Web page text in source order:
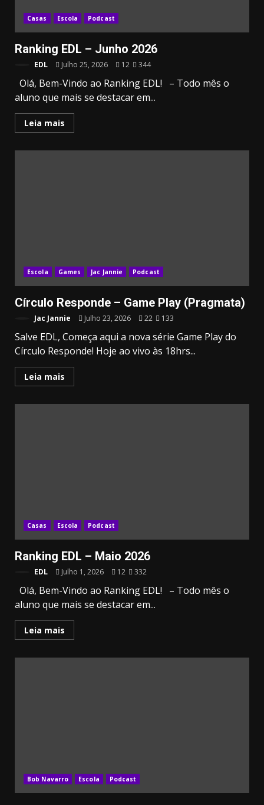
Casas Escola Podcast
Ranking EDL – Junho 2026
EDL Julho 25, 2026 12 344
Olá, Bem-Vindo ao Ranking EDL! – Todo mês o
aluno que mais se destacar em...
Leia mais
Escola Games Jac Jannie Podcast
Círculo Responde – Game Play (Pragmata)
Jac Jannie Julho 23, 2026 22 133
Salve EDL, Começa aqui a nova série Game Play do
Círculo Responde! Hoje ao vivo às 18hrs...
Leia mais
Casas Escola Podcast
Ranking EDL – Maio 2026
EDL Julho 1, 2026 12 332
Olá, Bem-Vindo ao Ranking EDL! – Todo mês o
aluno que mais se destacar em...
Leia mais
Bob Navarro Escola Podcast